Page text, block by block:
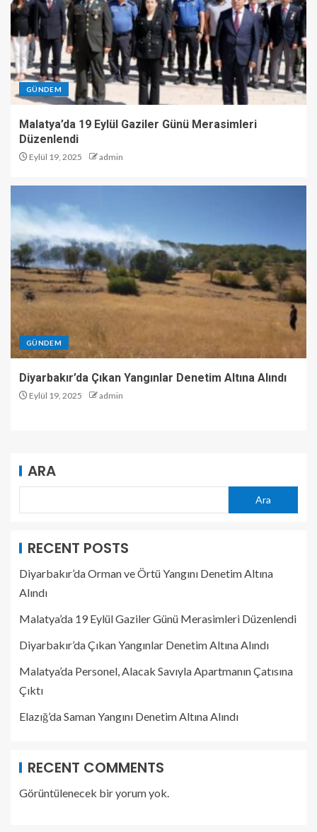
GÜNDEM
Malatya’da 19 Eylül Gaziler Günü Merasimleri
Düzenlendi
Eylül 19, 2025 admin
GÜNDEM
Diyarbakır’da Çıkan Yangınlar Denetim Altına Alındı
Eylül 19, 2025 admin
ARA
Ara
RECENT POSTS
Diyarbakır’da Orman ve Örtü Yangını Denetim Altına
Alındı
Malatya’da 19 Eylül Gaziler Günü Merasimleri Düzenlendi
Diyarbakır’da Çıkan Yangınlar Denetim Altına Alındı
Malatya’da Personel, Alacak Savıyla Apartmanın Çatısına
Çıktı
Elazığ’da Saman Yangını Denetim Altına Alındı
RECENT COMMENTS
Görüntülenecek bir yorum yok.